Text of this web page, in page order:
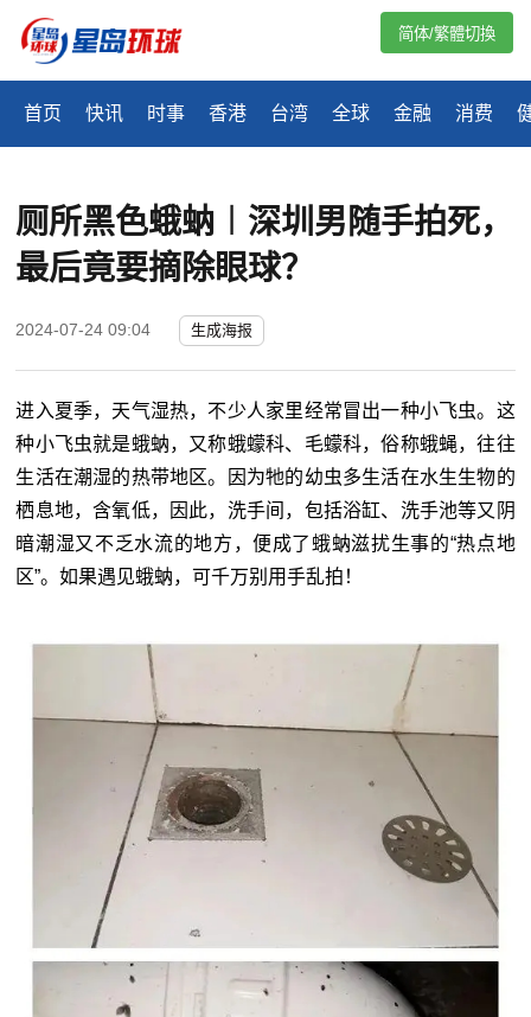
首页 快讯 时事 香港 台湾 全球 金融 消费
简体/繁體切換
厕所黑色蛾蚋︱深圳男随手拍死，
最后竟要摘除眼球？
2024-07-24 09:04 生成海报
进入夏季，天气湿热，不少人家里经常冒出一种小飞虫。这
种小飞虫就是蛾蚋，又称蛾蠓科、毛蠓科，俗称蛾蝇，往往
生活在潮湿的热带地区。因为牠的幼虫多生活在水生生物的
栖息地，含氧低，因此，洗手间，包括浴缸、洗手池等又阴
暗潮湿又不乏水流的地方，便成了蛾蚋滋扰生事的“热点地
区”。如果遇见蛾蚋，可千万别用手乱拍！